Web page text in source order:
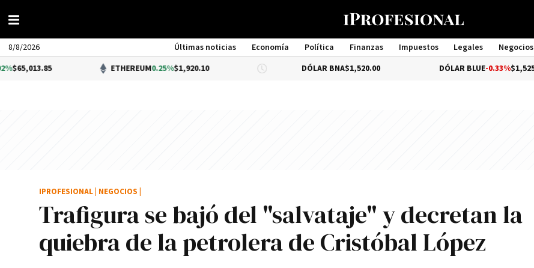
8/8/2026 Últimas noticias Economía Política Finanzas Impuestos Legales Negocios
Management
ETHEREUM0.25%$1,920.10 DÓLAR BNA$1,520.00 DÓLAR BLUE-0.33%$1,525.00
Trafigura se bajó del "salvataje" y decretan la
quiebra de la petrolera de Cristóbal López
IPROFESIONAL NEGOCIOS